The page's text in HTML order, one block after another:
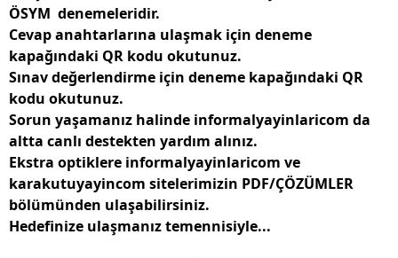
ÖSYM denemeleridir.
Cevap anahtarlarına ulaşmak için deneme
kapağındaki QR kodu okutunuz.
Sınav değerlendirme için deneme kapağındaki QR
kodu okutunuz.
Sorun yaşamanız halinde informalyayinlaricom da
altta canlı destekten yardım alınız.
Ekstra optiklere informalyayinlaricom ve
karakutuyayincom sitelerimizin PDF/ÇÖZÜMLER
bölümünden ulaşabilirsiniz.
Hedefinize ulaşmanız temennisiyle...